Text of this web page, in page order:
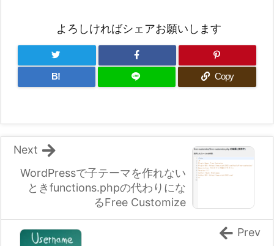
よろしければシェアお願いします
B! Copy
WordPressで子テーマを作れない
ときfunctions.phpの代わりにな
るFree Customize
Next
Prev